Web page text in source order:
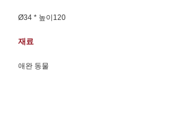
Ø34 * 높이120
재료
애완 동물